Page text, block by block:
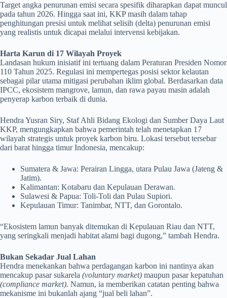
Target angka penurunan emisi secara spesifik diharapkan dapat muncul
pada tahun 2026. Hingga saat ini, KKP masih dalam tahap
penghitungan presisi untuk melihat selisih (delta) penurunan emisi
yang realistis untuk dicapai melalui intervensi kebijakan.
Harta Karun di 17 Wilayah Proyek
Landasan hukum inisiatif ini tertuang dalam Peraturan Presiden Nomor
110 Tahun 2025. Regulasi ini mempertegas posisi sektor kelautan
sebagai pilar utama mitigasi perubahan iklim global. Berdasarkan data
IPCC, ekosistem mangrove, lamun, dan rawa payau masin adalah
penyerap karbon terbaik di dunia.
Hendra Yusran Siry, Staf Ahli Bidang Ekologi dan Sumber Daya Laut
KKP, mengungkapkan bahwa pemerintah telah menetapkan 17
wilayah strategis untuk proyek karbon biru. Lokasi tersebut tersebar
dari barat hingga timur Indonesia, mencakup:
Sumatera & Jawa: Perairan Lingga, utara Pulau Jawa (Jateng &
Jatim).
Kalimantan: Kotabaru dan Kepulauan Derawan.
Sulawesi & Papua: Toli-Toli dan Pulau Supiori.
Kepulauan Timur: Tanimbar, NTT, dan Gorontalo.
“Ekosistem lamun banyak ditemukan di Kepulauan Riau dan NTT,
yang seringkali menjadi habitat alami bagi dugong,” tambah Hendra.
Bukan Sekadar Jual Lahan
Hendra menekankan bahwa perdagangan karbon ini nantinya akan
mencakup pasar sukarela (voluntary market) maupun pasar kepatuhan
(compliance market). Namun, ia memberikan catatan penting bahwa
mekanisme ini bukanlah ajang “jual beli lahan”.